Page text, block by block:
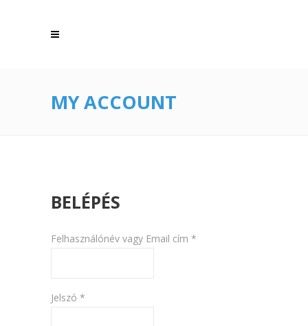
MY ACCOUNT
BELÉPÉS
Felhasználónév vagy Email cím *
Jelszó *